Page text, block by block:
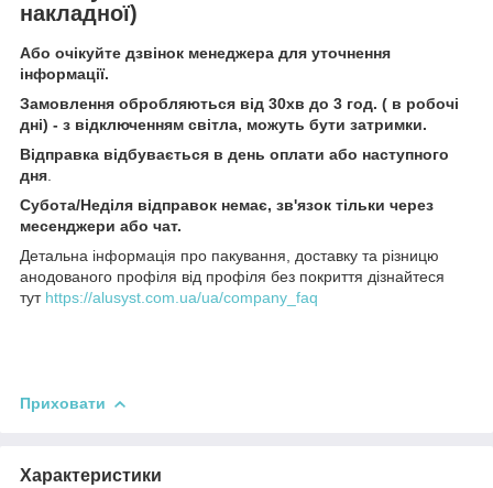
накладної)
Або очікуйте дзвінок менеджера для уточнення
інформації.
Замовлення обробляються від 30хв до 3 год. ( в робочі
дні) - з відключенням світла, можуть бути затримки.
Відправка відбувається в день оплати або наступного
дня
Субота/Неділя відправок немає, зв'язок тільки через
месенджери або чат.
Детальна інформація про пакування, доставку та різницю
анодованого профіля від профіля без покриття дізнайтеся
тут https://alusyst.com.ua/ua/company_faq
Приховати
Характеристики